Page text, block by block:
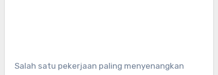
Salah satu pekerjaan paling menyenangkan